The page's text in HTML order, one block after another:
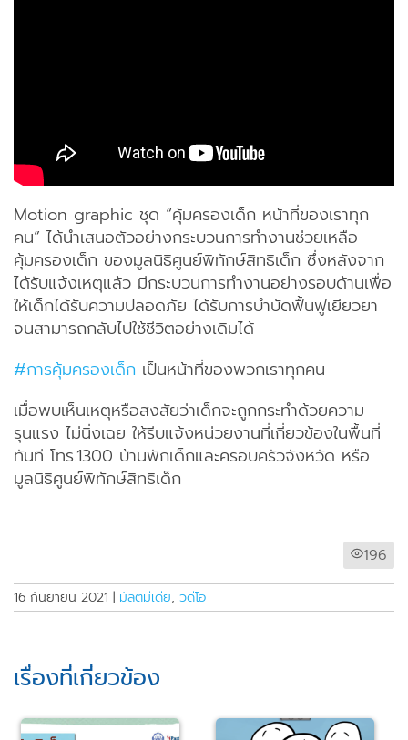
Motion graphic ชุด “คุ้มครองเด็ก หน้าที่ของเราทุก
คน” ได้นำเสนอตัวอย่างกระบวนการทำงานช่วยเหลือ
คุ้มครองเด็ก ของมูลนิธิศูนย์พิทักษ์สิทธิเด็ก ซึ่งหลังจาก
ได้รับแจ้งเหตุแล้ว มีกระบวนการทำงานอย่างรอบด้านเพื่อ
ให้เด็กได้รับความปลอดภัย ได้รับการบำบัดฟื้นฟูเยียวยา
จนสามารถกลับไปใช้ชีวิตอย่างเดิมได้
#การคุ้มครองเด็ก เป็นหน้าที่ของพวกเราทุกคน
เมื่อพบเห็นเหตุหรือสงสัยว่าเด็กจะถูกกระทำด้วยความ
รุนแรง ไม่นิ่งเฉย ให้รีบแจ้งหน่วยงานที่เกี่ยวข้องในพื้นที่
ทันที โทร.1300 บ้านพักเด็กและครอบครัวจังหวัด หรือ
มูลนิธิศูนย์พิทักษ์สิทธิเด็ก
196
16 กันยายน 2021 | มัลติมีเดีย, วิดีโอ
เรื่องที่เกี่ยวข้อง